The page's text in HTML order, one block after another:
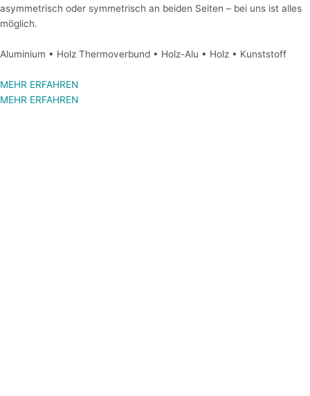
asymmetrisch oder symmetrisch an beiden Seiten – bei uns ist alles
möglich.
Aluminium • Holz Thermoverbund • Holz-Alu • Holz • Kunststoff
MEHR ERFAHREN
MEHR ERFAHREN